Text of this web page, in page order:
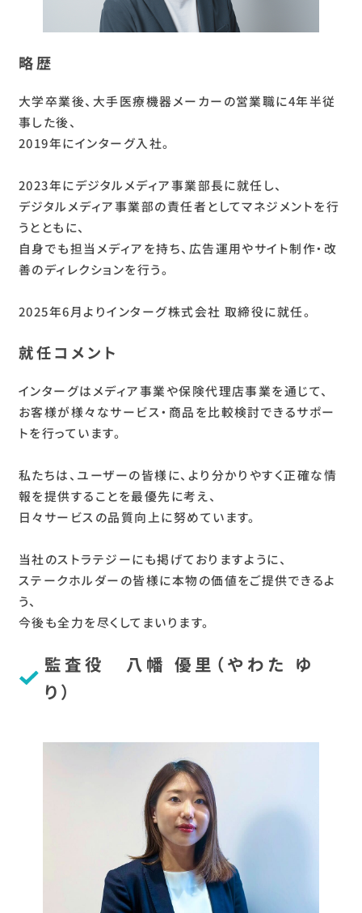
略歴
大学卒業後、大手医療機器メーカーの営業職に4年半従
事した後、
2019年にインターグ入社。
2023年にデジタルメディア事業部長に就任し、
デジタルメディア事業部の責任者としてマネジメントを行
うとともに、
自身でも担当メディアを持ち、広告運用やサイト制作・改
善のディレクションを行う。
2025年6月よりインターグ株式会社 取締役に就任。
就任コメント
インターグはメディア事業や保険代理店事業を通じて、
お客様が様々なサービス・商品を比較検討できるサポー
トを行っています。
私たちは、ユーザーの皆様に、より分かりやすく正確な情
報を提供することを最優先に考え、
日々サービスの品質向上に努めています。
当社のストラテジーにも掲げておりますように、
ステークホルダーの皆様に本物の価値をご提供できるよ
う、
今後も全力を尽くしてまいります。
監査役 八幡 優里（やわた ゆ
り）